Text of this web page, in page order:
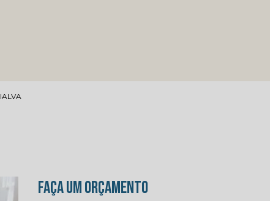
FAÇA UM ORÇAMENTO